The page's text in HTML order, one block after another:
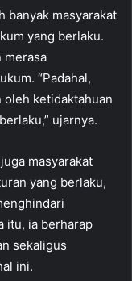
banyak masyarakat
yang berlaku.
merasa
“Padahal,
oleh ketidaktahuan
ujarnya.
masyarakat
yang berlaku,
itu, ia berharap
sekaligus
ini.